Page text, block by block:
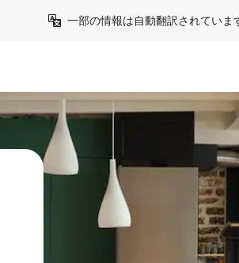
一部の情報は自動翻訳されていま